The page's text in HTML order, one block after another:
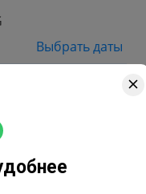
Выбрать даты
Chile 4330
Chile 4330